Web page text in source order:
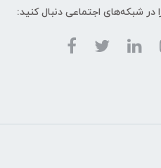
در شبکه‌های اجتماعی دنبال کنید: